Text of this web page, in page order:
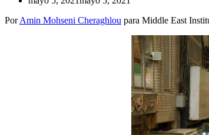
PorAmin Mohseni Cheraghlou para Middle East